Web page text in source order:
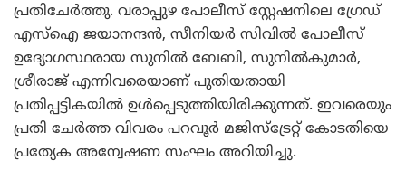
പ്രതിചേര്‍ത്തു. വരാപ്പുഴ പോലീസ് സ്റ്റേഷനിലെ ഗ്രേഡ്
എസ്‌ഐ ജയാനന്ദന്‍, സീനിയര്‍ സിവില്‍ പോലീസ്
ഉദ്യോഗസ്ഥരായ സുനില്‍ ബേബി, സുനില്‍കുമാര്‍,
ശ്രീരാജ് എന്നിവരെയാണ് പുതിയതായി
പ്രതിപ്പട്ടികയില്‍ ഉള്‍പ്പെടുത്തിയിരിക്കുന്നത്. ഇവരെയും
പ്രതി ചേര്‍ത്ത വിവരം പറവൂര്‍ മജിസ്‌ട്രേറ്റ് കോടതിയെ
പ്രത്യേക അന്വേഷണ സംഘം അറിയിച്ചു.